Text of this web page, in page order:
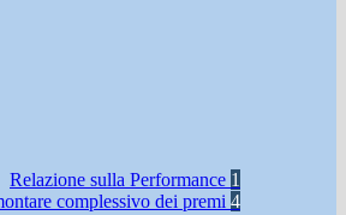
Relazione sulla Performance 1
complessivo dei premi 4